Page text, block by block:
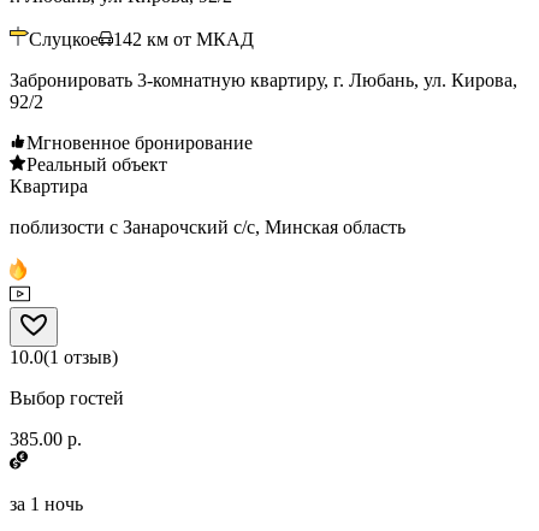
Слуцкое 142 км от МКАД
Забронировать 3-комнатную квартиру, г. Любань, ул. Кирова,
92/2
Мгновенное бронирование
Реальный объект
Квартира
поблизости с Занарочский с/с, Минская область
10.0(1 отзыв)
Выбор гостей
385.00 р.
за 1 ночь